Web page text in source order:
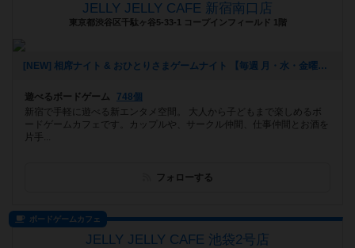
JELLY JELLY CAFE 新宿南口店
東京都渋谷区千駄ヶ谷5-33-1​ コープインフィールド 1階
[NEW] 相席ナイト & おひとりさまゲームナイト 【毎週 月・水・金曜日】（2020年02月28日 16時56分）
遊べるボードゲーム
748個
新宿で手軽に遊べる新エンタメ空間。 大人から子どもまで楽しめるボ
ードゲームカフェです。カップルや、サークル仲間、仕事仲間とお酒を
片手...
フォローする
ボードゲームカフェ
JELLY JELLY CAFE 池袋2号店